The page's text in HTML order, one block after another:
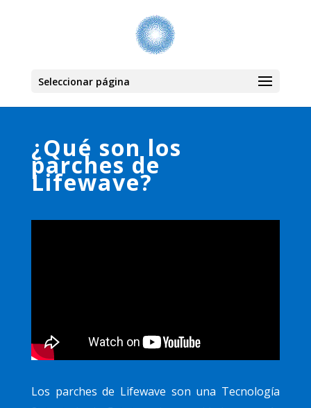
Seleccionar página
¿Qué son los
parches de
Lifewave?
Los parches de Lifewave son una Tecnología